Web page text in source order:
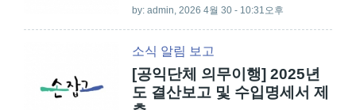
by: admin , 2026 4월 30 - 10:31오후
소식 알림 보고
[공익단체 의무이행] 2025년
도 결산보고 및 수입명세서 제